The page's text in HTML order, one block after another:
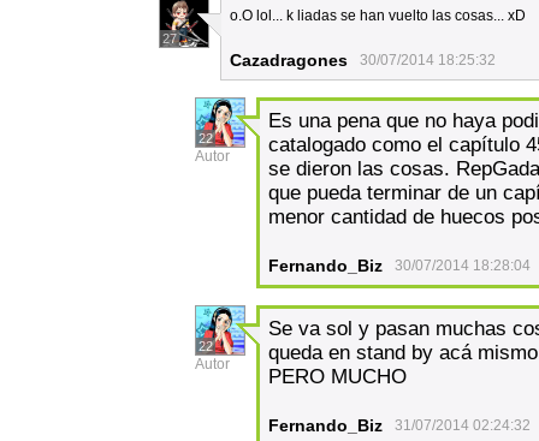
27
o.O lol... k liadas se han vuelto las cosas... xD
Cazadragones 30/07/2014 18:25:32
22
Autor
Es una pena que no haya
catalogado como el capítulo
se dieron las cosas.
que pueda terminar de un
menor cantidad de huecos
Fernando_Biz 30/07/2014 18:28:04
22
Autor
Se va sol y pasan muchas
queda en stand by acá
PERO MUCHO
Fernando_Biz 31/07/2014 02:24:32